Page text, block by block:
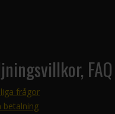
frågor
betalning